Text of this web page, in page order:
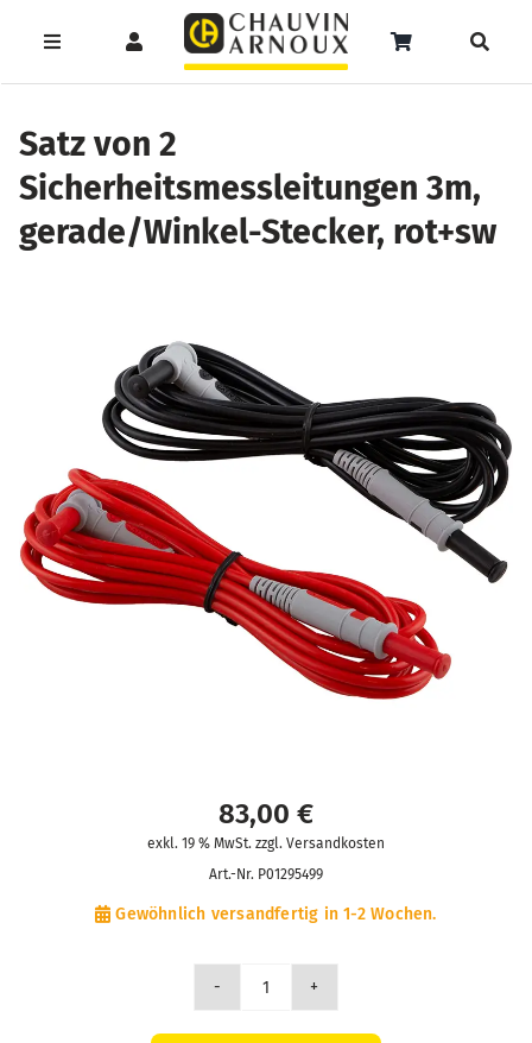
InhaltToggle
Support
Seminare
Toggle
Navigation
Toggle
Satz von 2
Sicherheitsmessleitungen 3m,
gerade/Winkel-Stecker, rot+sw
83,00 €
exkl. 19 % MwSt. zzgl. Versandkosten
Art.-Nr. P01295499
Gewöhnlich versandfertig in 1-2 Wochen.
Satz